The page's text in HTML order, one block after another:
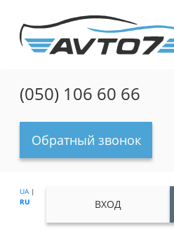
(050) 106 60 66
Обратный звонок
UA|
RU
ВХОД